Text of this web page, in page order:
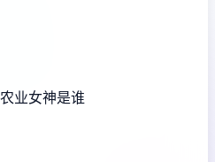
业女神是谁